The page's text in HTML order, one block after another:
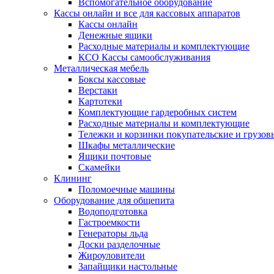
Вспомогательное оборудование
Кассы онлайн и все для кассовых аппаратов
Кассы онлайн
Денежные ящики
Расходные материалы и комплектующие
КСО Кассы самообслуживания
Металлическая мебель
Боксы кассовые
Верстаки
Картотеки
Комплектующие гардеробных систем
Расходные материалы и комплектующие
Тележки и корзинки покупательские и
Шкафы металлические
Ящики почтовые
Скамейки
Клининг
Поломоечные машины
Оборудование для общепита
Водоподготовка
Гастроемкости
Генераторы льда
Доски разделочные
Жироуловители
Запайщики настольные